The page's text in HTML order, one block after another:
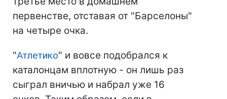
первенстве, отставая от "Барселоны"
на четыре очка.
"Атлетико" и вовсе подобрался к
каталонцам вплотную - он лишь раз
сыграл вничью и набрал уже 16